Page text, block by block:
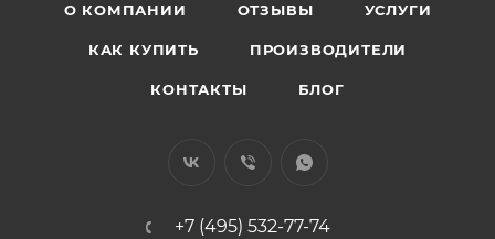
О КОМПАНИИ ОТЗЫВЫ УСЛУГИ
КАК КУПИТЬ ПРОИЗВОДИТЕЛИ
КОНТАКТЫ БЛОГ
+7 (495) 532-77-74